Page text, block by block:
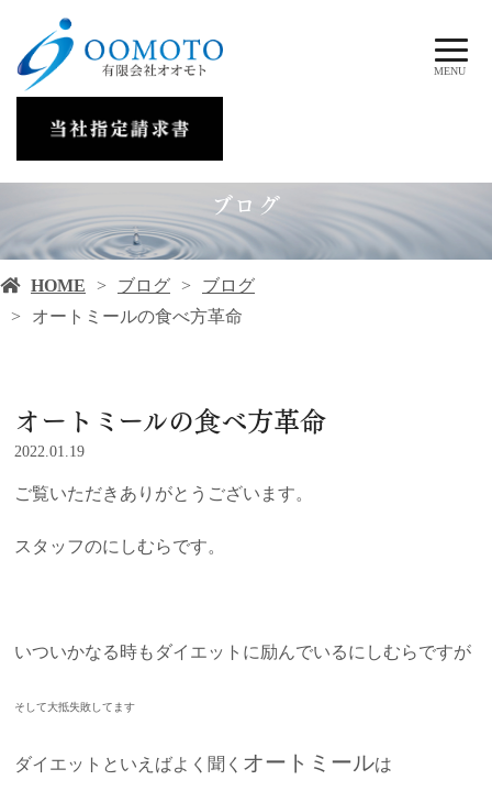
MENU
ブログ
HOME ブログ
ブログ
オートミールの食べ方革命
オートミールの食べ方革命
2022.01.19
ご覧いただきありがとうございます。
スタッフのにしむらです。
いついかなる時もダイエットに励んでいるにしむらですが
そして大抵失敗してます
ダイエットといえばよく聞く オートミールは